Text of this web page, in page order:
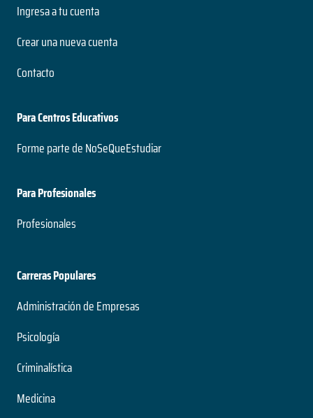
Ingresa a tu cuenta
Crear una nueva cuenta
Contacto
Para Centros Educativos
Forme parte de NoSeQueEstudiar
Para Profesionales
Profesionales
Carreras Populares
Administración de Empresas
Psicología
Criminalística
Medicina